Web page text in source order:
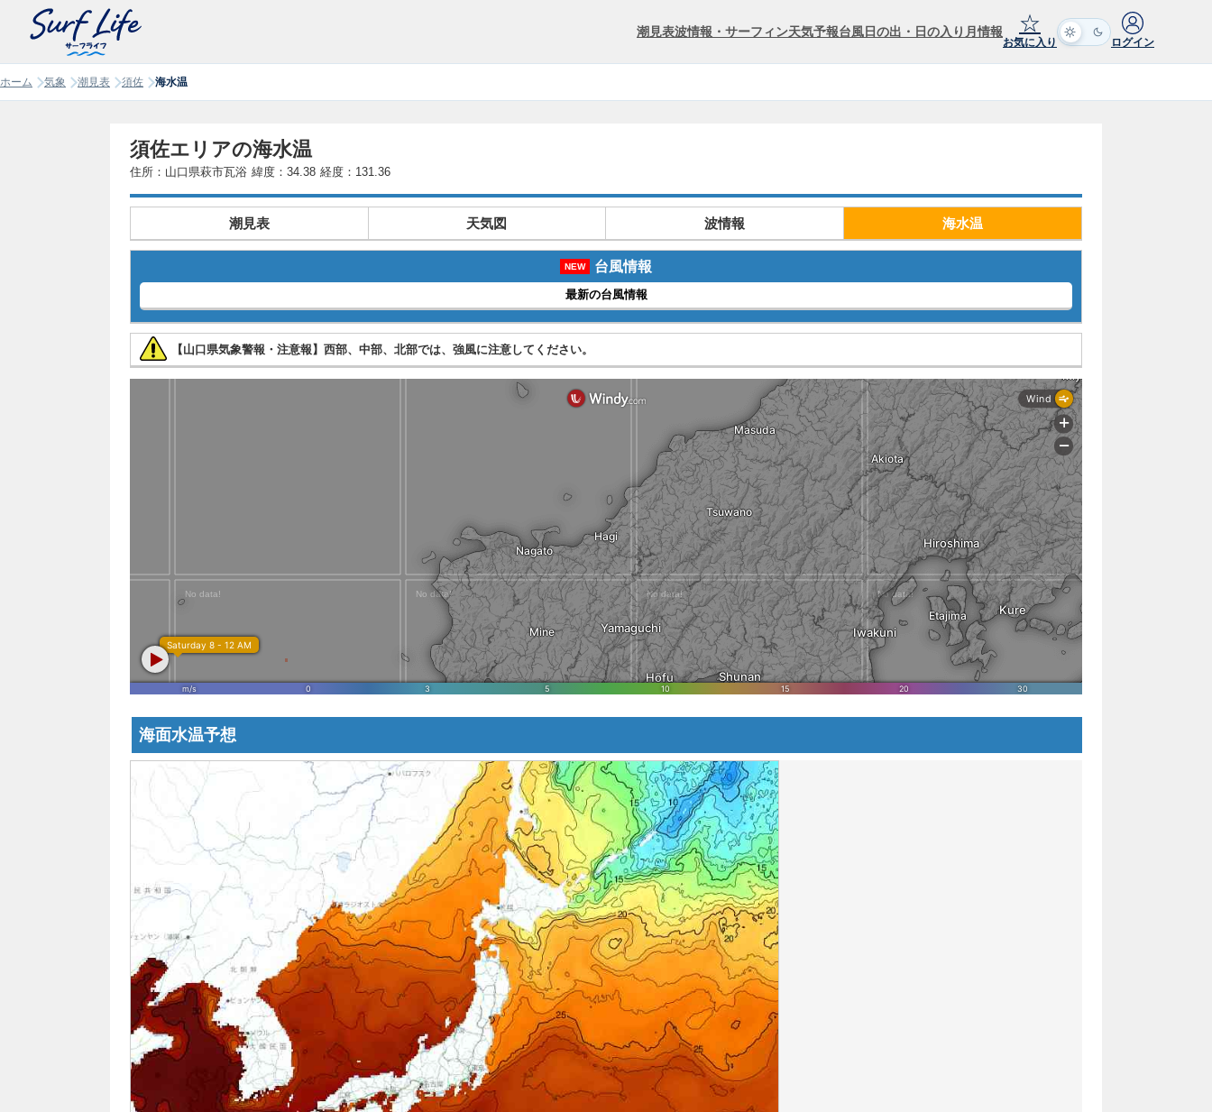
潮見表波情報・サーフィン天気予報台風日の出・日の入り 月情報 ☆
お気に入り ログイン
ホーム 気象 潮見表 須佐 海水温
須佐エリアの海水温
住所：山口県萩市瓦浴 緯度：34.38 経度：131.36
潮見表 天気図 波情報 海水温
NEW 台風情報
最新の台風情報
【山口県気象警報・注意報】西部、中部、北部では、強風に注意してください。
海面水温予想